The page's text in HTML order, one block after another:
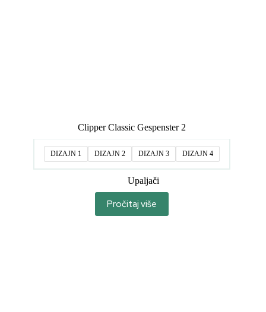
Clipper Classic Gespenster 2
DIZAJN 1 DIZAJN 2 DIZAJN 3 DIZAJN 4
Upaljači
Pročitaj više